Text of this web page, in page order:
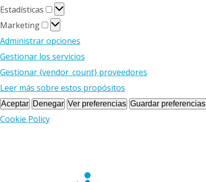
Estadísticas
Estadísticas
Marketing
Marketing
Administrar opciones
Gestionar los servicios
Gestionar {vendor_count} proveedores
Leer más sobre estos propósitos
Aceptar Denegar Ver preferencias Guardar preferencias
Cookie Policy